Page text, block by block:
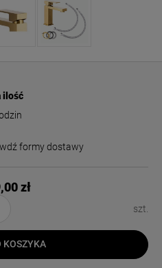
ilość
kosztów płatności
formy dostawy
zł
szt.
KOSZYKA